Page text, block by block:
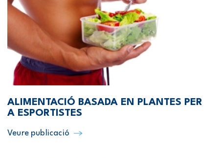
ALIMENTACIÓ BASADA EN PLANTES PER
A ESPORTISTES
Veure publicació